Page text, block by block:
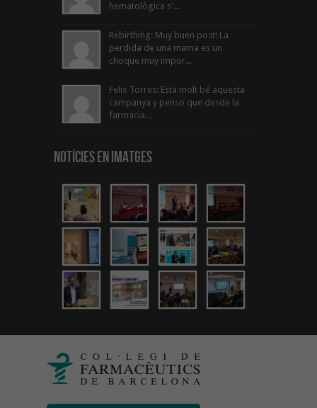
hematològica s'...
Rebirthing: Muy buen post! La
perdida de una mama es un
choque muy impor...
Felix Torres: Esta molt bé aquesta
campanya y penso que desde la
farmacia...
Notícies en Imatges